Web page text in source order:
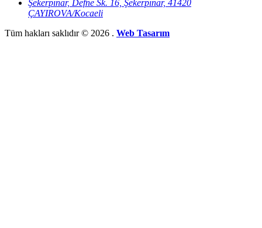
Şekerpınar, Defne Sk. 16, Şekerpınar, 41420
ÇAYIROVA/Kocaeli
Tüm hakları saklıdır © 2026 . Web Tasarım